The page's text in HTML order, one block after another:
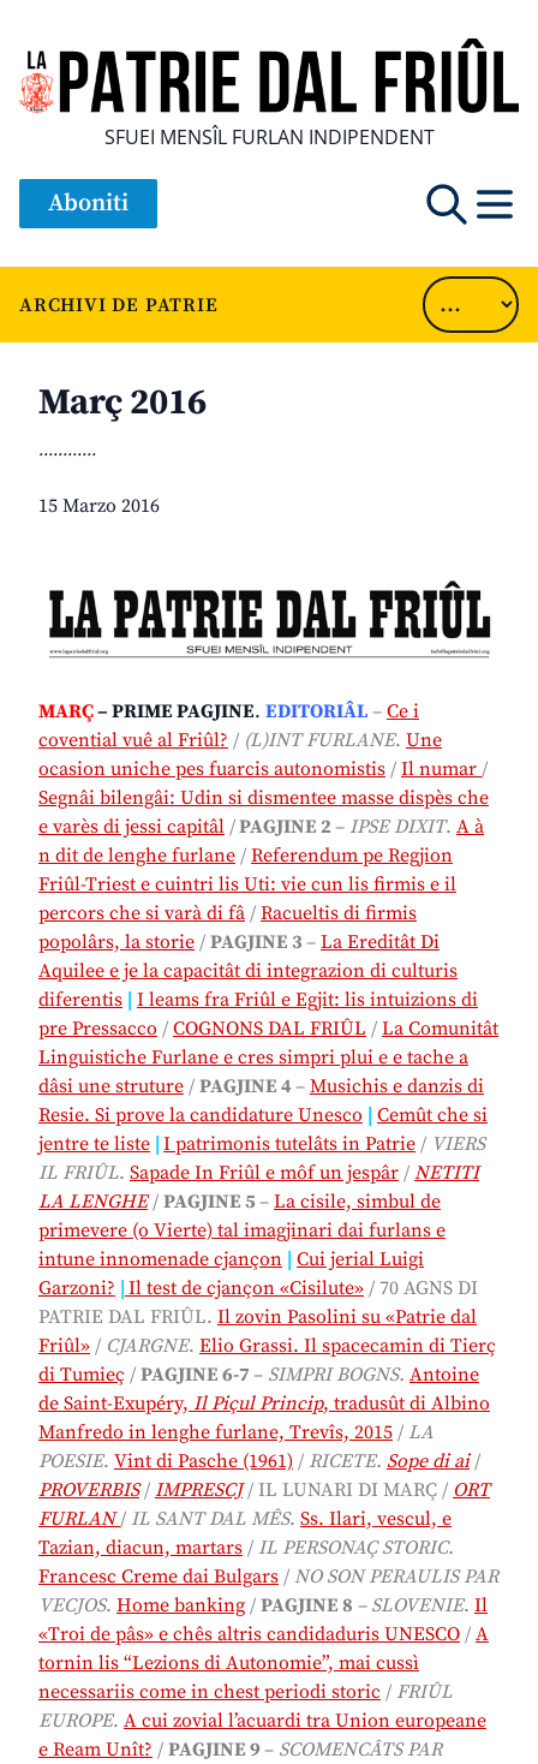
SFUEI MENSÎL FURLAN INDIPENDENT
Aboniti
ARCHIVI DE PATRIE
Març 2016
............
15 Marzo 2016
MARÇ– PRIME PAGJINE. EDITORIÂL – Ce i
covential vuê al Friûl? / (L)INT FURLANE. Une
ocasion uniche pes fuarcis autonomistis / Il numar /
Segnâi bilengâi: Udin si dismentee masse dispès che
e varès di jessi capitâl /PAGJINE 2 – IPSE DIXIT. A à
n dit de lenghe furlane / Referendum pe Regjion
Friûl-Triest e cuintri lis Uti: vie cun lis firmis e il
percors che si varà di fâ / Racueltis di firmis
popolârs, la storie / PAGJINE 3 – La Ereditât Di
Aquilee e je la capacitât di integrazion di culturis
diferentis | I leams fra Friûl e Egjit: lis intuizions di
pre Pressacco / COGNONS DAL FRIÛL / La Comunitât
Linguistiche Furlane e cres simpri plui e e tache a
dâsi une struture / PAGJINE 4– Musichis e danzis di
Resie. Si prove la candidature Unesco | Cemût che si
jentre te liste | I patrimonis tutelâts in Patrie / VIERS
IL FRIÛL. Sapade In Friûl e môf un jespâr / NETITI
LA LENGHE/ PAGJINE 5 – La cisile, simbul de
primevere (o Vierte) tal imagjinari dai furlans e
intune innomenade cjançon | Cui jerial Luigi
Garzoni? | Il test de cjançon «Cisilute» / 70 AGNS DI
PATRIE DAL FRIÛL. Il zovin Pasolini su «Patrie dal
Friûl» / CJARGNE. Elio Grassi. Il spacecamin di Tierç
di Tumieç / PAGJINE 6-7 – SIMPRI BOGNS. Antoine
de Saint-Exupéry, Il Piçul Princip, tradusût di Albino
Manfredo in lenghe furlane, Trevîs, 2015 / LA
POESIE. Vint di Pasche (1961) / RICETE. Sope di ai /
PROVERBIS/ IMPRESCJ/ IL LUNARI DI MARÇ / ORT
FURLAN / IL SANT DAL MÊS. Ss. Ilari, vescul, e
Tazian, diacun, martars / IL PERSONAÇ STORIC.
Francesc Creme dai Bulgars / NO SON PERAULIS PAR
VECJOS. Home banking / PAGJINE 8 – SLOVENIE. Il
«Troi de pâs» e chês altris candidaduris UNESCO / A
tornin lis “Lezions di Autonomie”, mai cussì
necessariis come in chest periodi storic / FRIÛL
EUROPE. A cui zovial l’acuardi tra Union europeane
e Ream Unît? / PAGJINE 9 – SCOMENCÂTS PAR